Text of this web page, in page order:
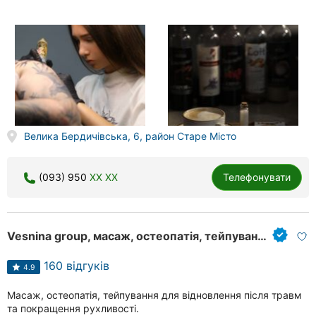
Дніпро
Львів
Кривий
Ріг
Херсон
Чернігів
Черкаси
Чернівці
Велика Бердичівська, 6, район Старе Місто
(093) 950 XX XX Телефонувати
Vesnina group, масаж, остеопатія, тейпування
4.9 160 відгуків
Масаж, остеопатія, тейпування для відновлення після травм
та покращення рухливості.